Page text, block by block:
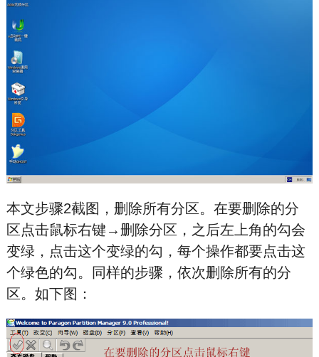
本文步骤2截图，删除所有分区。在要删除的分
区点击鼠标右键→删除分区，之后左上角的勾会
变绿，点击这个变绿的勾，每个操作都要点击这
个绿色的勾。同样的步骤，依次删除所有的分
区。如下图：